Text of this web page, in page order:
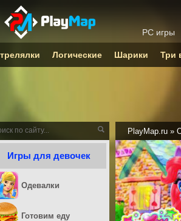
PlayMap.ru »
Игры для девочек
Одевалки
Готовим еду
PC игры
Логические Шарики Три